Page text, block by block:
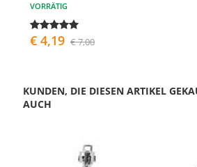
VORRÄTIG
€ 4,19 € 7,00
KUNDEN, DIE DIESEN ARTIKEL
AUCH